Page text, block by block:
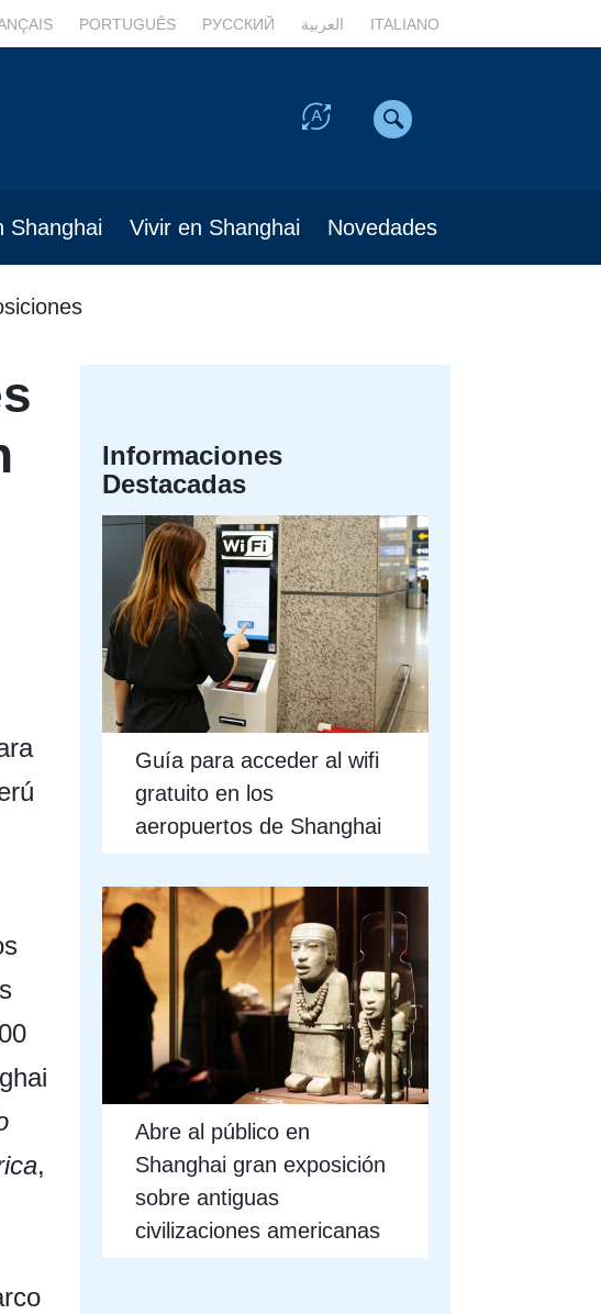
PORTUGUÊS РУССКИЙ العربية ITALIANO
Shanghai Vivir en Shanghai Novedades
,
Informaciones
Destacadas
Guía para acceder al wifi
gratuito en los
aeropuertos de Shanghai
Abre al público en
Shanghai gran exposición
sobre antiguas
civilizaciones americanas